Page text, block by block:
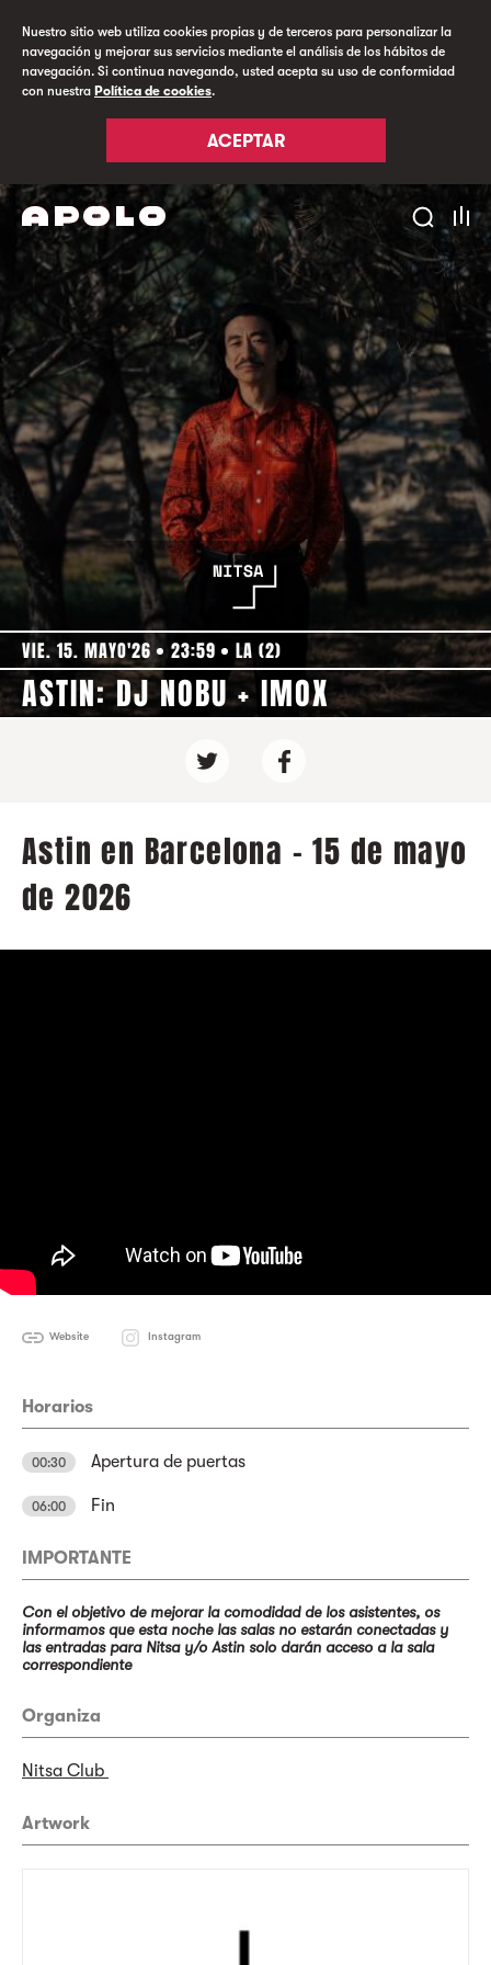
Nuestro sitio web utiliza cookies propias y de terceros para personalizar la
navegación y mejorar sus servicios mediante el análisis de los hábitos de
navegación. Si continua navegando, usted acepta su uso de conformidad
con nuestra Política de cookies.
ACEPTAR
VIE. 15. MAYO'26 23:59 LA (2)
ASTIN: DJ NOBU + IMOX
Astin en Barcelona - 15 de mayo
de 2026
Website Instagram
Horarios
00:30 Apertura de puertas
06:00 Fin
IMPORTANTE
Con el objetivo de mejorar la comodidad de los asistentes, os
informamos que esta noche las salas no estarán conectadas y
las entradas para Nitsa y/o Astin solo darán acceso a la sala
correspondiente
Organiza
Nitsa Club
Artwork